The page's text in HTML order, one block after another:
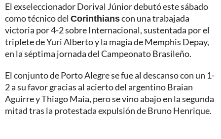
El exseleccionador Dorival Júnior debutó este sábado
como técnico del Corinthianscon una trabajada
victoria por 4-2 sobre Internacional, sustentada por el
triplete de Yuri Alberto y la magia de Memphis Depay,
en la séptima jornada del Campeonato Brasileño.
El conjunto de Porto Alegre se fue al descanso con un 1-
2 a su favor gracias al acierto del argentino Braian
Aguirre y Thiago Maia, pero se vino abajo en la segunda
mitad tras la protestada expulsión de Bruno Henrique.